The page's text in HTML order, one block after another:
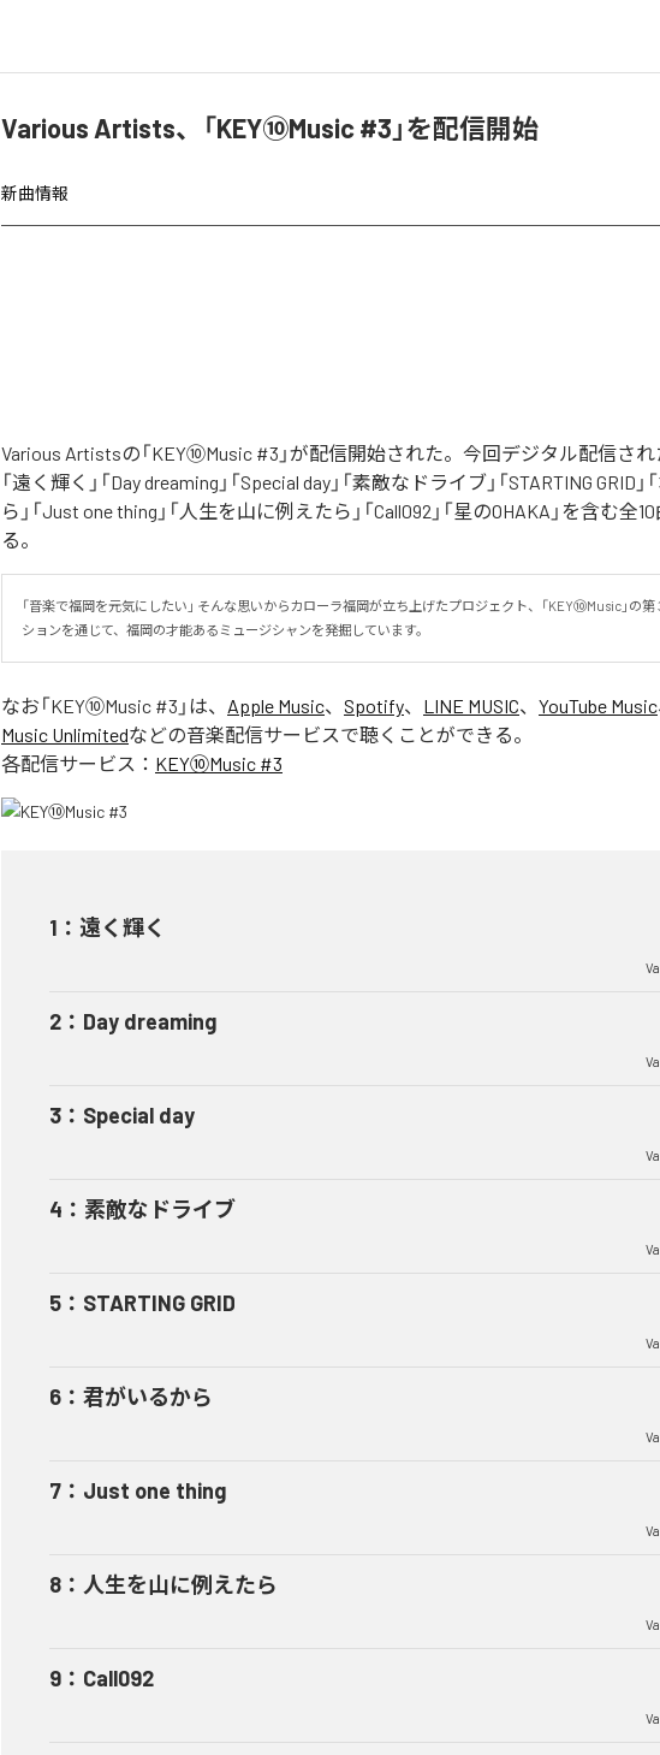
Various Artists、「KEY⑩Music #3」を配信開始
新曲情報
Various Artistsの「KEY⑩Music #3」が配信開始された。今回デジタル配信され
「遠く輝く」「Day dreaming」「Special day」「素敵なドライブ」「STARTING GRID
ら」「Just one thing」「人生を山に例えたら」「Call092」「星のOHAKA」を含む全
る。
「音楽で福岡を元気にしたい」 そんな思いからカローラ福岡が立ち上げたプロジェクト、「KEY⑩Music」の第
ションを通じて、福岡の才能あるミュージシャンを発掘しています。
なお「KEY⑩Music #3 」は、 Apple Music、 Spotify、 LINE MUSIC、 YouTube Music
Music Unlimitedなどの音楽配信サービスで聴くことができる。
各配信サービス： KEY⑩Music #3
1 ： 遠く輝く
2 ： Day dreaming
3 ： Special day
4 ： 素敵なドライブ
5 ： STARTING GRID
6 ： 君がいるから
7 ： Just one thing
8 ： 人生を山に例えたら
9 ： Call092